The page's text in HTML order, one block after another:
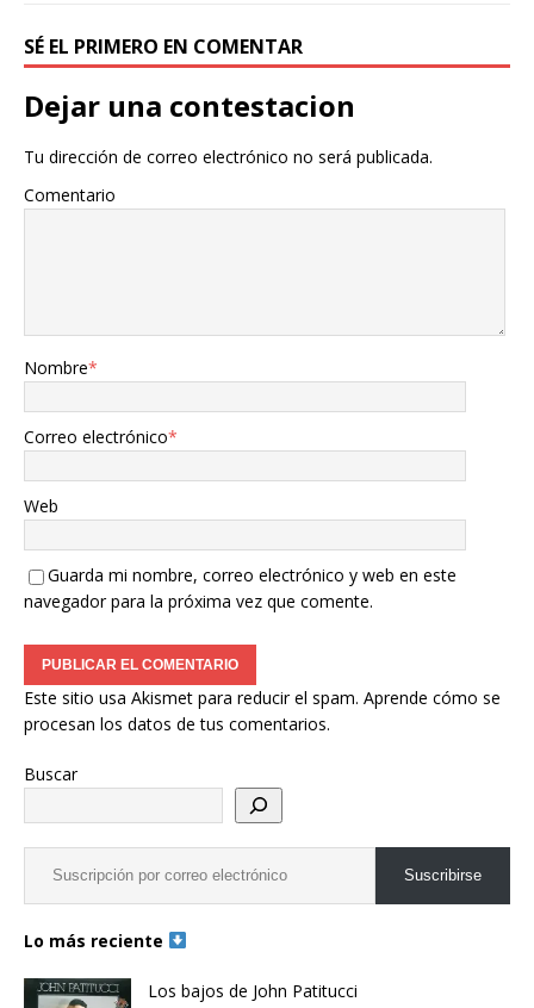
SÉ EL PRIMERO EN COMENTAR
Dejar una contestacion
Tu dirección de correo electrónico no será publicada.
Comentario
Nombre*
Correo electrónico*
Web
Guarda mi nombre, correo electrónico y web en este
navegador para la próxima vez que comente.
Este sitio usa Akismet para reducir el spam. Aprende cómo se
procesan los datos de tus comentarios.
Buscar
Suscribirse
Lo más reciente
Los bajos de John Patitucci